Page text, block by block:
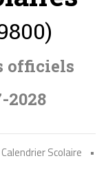
officiels
2028
Calendrier Scolaire
•